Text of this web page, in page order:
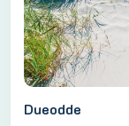
Dueodde